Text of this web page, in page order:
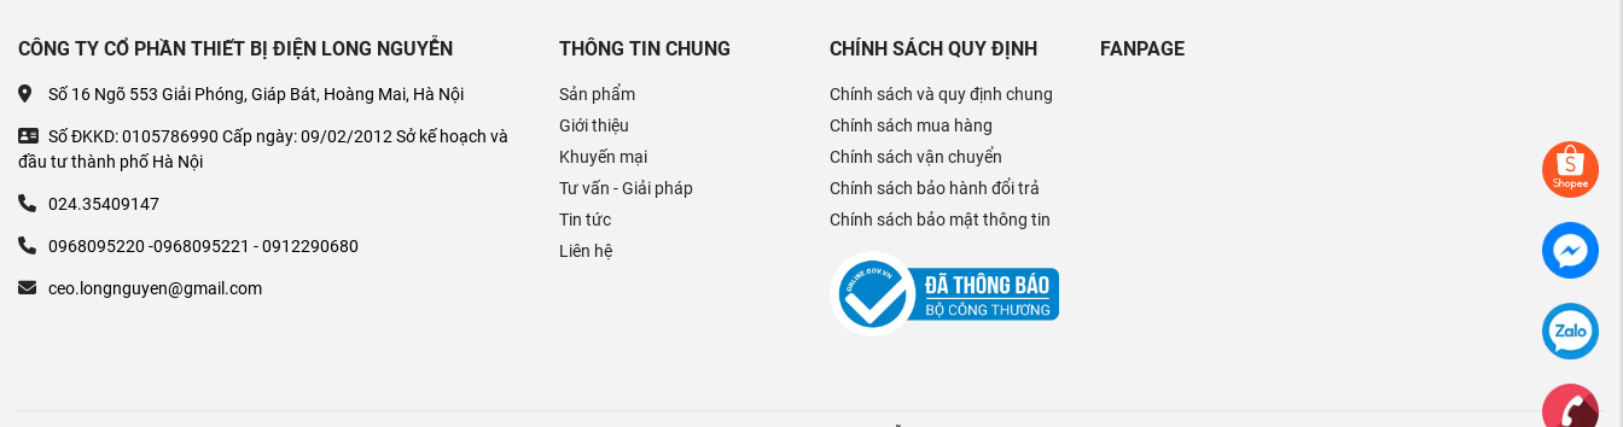
CÔNG TY CỔ PHẦN THIẾT BỊ ĐIỆN LONG NGUYỄN
Số 16 Ngõ 553 Giải Phóng, Giáp Bát, Hoàng Mai, Hà Nội
Số ĐKKD: 0105786990 Cấp ngày: 09/02/2012 Sở kế hoạch và
đầu tư thành phố Hà Nội
024.35409147
0968095220 -0968095221 - 0912290680
ceo.longnguyen@gmail.com
THÔNG TIN CHUNG
Sản phẩm
Giới thiệu
Khuyến mại
Tư vấn - Giải pháp
Tin tức
Liên hệ
CHÍNH SÁCH QUY ĐỊNH
Chính sách và quy định chung
Chính sách mua hàng
Chính sách vận chuyển
Chính sách bảo hành đổi trả
Chính sách bảo mật thông tin
FANPAGE